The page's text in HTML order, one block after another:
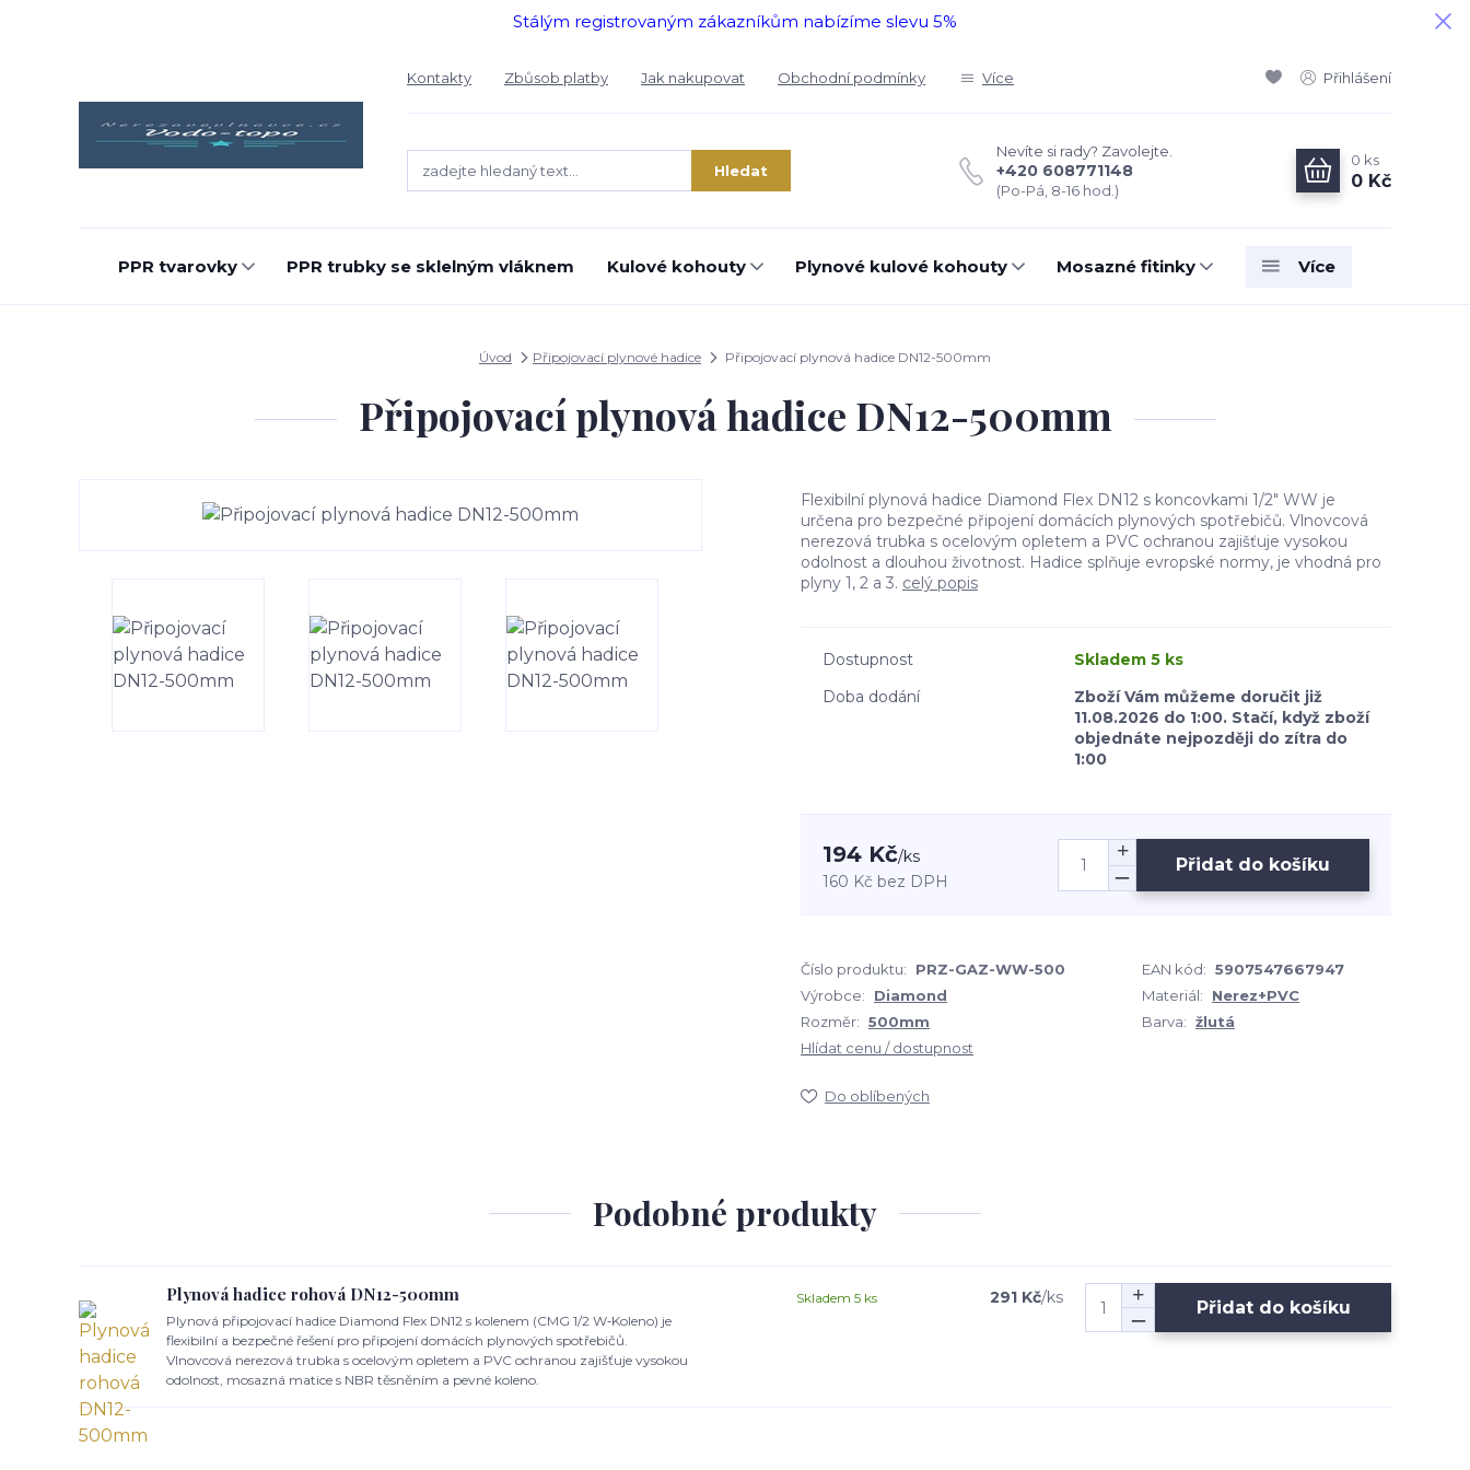
Stálým registrovaným zákazníkům nabízíme slevu 5%
Kontakty Zbůsob platby Jak nakupovat Obchodní podmínky Více Přihlášení
Hledat
Nevíte si rady? Zavolejte.
+420 608771148
(Po-Pá, 8-16 hod.)
0 ks
0 Kč
PPR tvarovky PPR trubky se sklelným vláknem Kulové kohouty Plynové kulové kohouty Mosazné fitinky Více
Úvod Připojovací plynové hadice Připojovací plynová hadice DN12-500mm
Připojovací plynová hadice DN12-500mm
Flexibilní plynová hadice Diamond Flex DN12 s koncovkami 1/2" WW je
určena pro bezpečné připojení domácích plynových spotřebičů. Vlnovcová
nerezová trubka s ocelovým opletem a PVC ochranou zajišťuje vysokou
odolnost a dlouhou životnost. Hadice splňuje evropské normy, je vhodná pro
plyny 1, 2 a 3. celý popis
Dostupnost
Skladem 5 ks
Doba dodání
Zboží Vám můžeme doručit již
11.08.2026 do 1:00. Stačí, když zboží
objednáte nejpozději do zítra do
1:00
194 Kč/ks
160 Kč bez DPH
Přidat do košíku
Číslo produktu: PRZ-GAZ-WW-500 EAN kód: 5907547667947
Výrobce:
Diamond Materiál:
Nerez+PVC
Rozměr: 500mm Barva: žlutá
Hlídat cenu / dostupnost
Do oblíbených
Podobné produkty
Plynová hadice rohová DN12-500mm
Plynová připojovací hadice Diamond Flex DN12 s kolenem (CMG 1/2 W‑Koleno) je
flexibilní a bezpečné řešení pro připojení domácích plynových spotřebičů.
Vlnovcová nerezová trubka s ocelovým opletem a PVC ochranou zajišťuje vysokou
odolnost, mosazná matice s NBR těsněním a pevné koleno.
291 Kč/ks
Skladem 5 ks Přidat do košíku